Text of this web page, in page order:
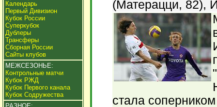
Календарь
Первый Дивизион
Кубок России
Суперкубок
Дублеры
Трансферы
Сборная России
Сайты клубов
МЕЖСЕЗОНЬЕ:
Контрольные матчи
Кубок РЖД
Кубок Первого канала
Кубок Содружества
(Матерацци, 82),
стала